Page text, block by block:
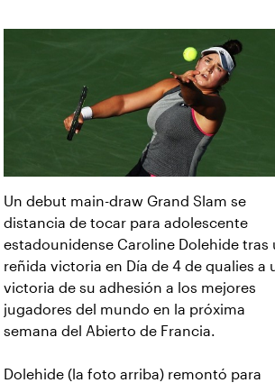
Un debut main-draw Grand Slam se
distancia de tocar para adolescente
estadounidense Caroline Dolehide tras
reñida victoria en Día de 4 de qualies a
victoria de su adhesión a los mejores
jugadores del mundo en la próxima
semana del Abierto de Francia.
Dolehide (la foto arriba) remontó para